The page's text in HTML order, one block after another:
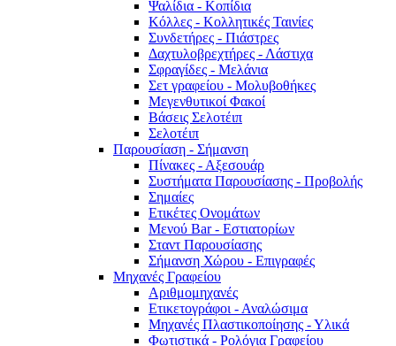
Ψαλίδια - Κοπίδια
Κόλλες - Κολλητικές Ταινίες
Συνδετήρες - Πιάστρες
Δαχτυλοβρεχτήρες - Λάστιχα
Σφραγίδες - Μελάνια
Σετ γραφείου - Μολυβοθήκες
Μεγενθυτικοί Φακοί
Βάσεις Σελοτέιπ
Σελοτέιπ
Παρουσίαση - Σήμανση
Πίνακες - Αξεσουάρ
Συστήματα Παρουσίασης - Προβολής
Σημαίες
Ετικέτες Ονομάτων
Μενού Bar - Εστιατορίων
Σταντ Παρουσίασης
Σήμανση Χώρου - Επιγραφές
Μηχανές Γραφείου
Αριθμομηχανές
Ετικετογράφοι - Αναλώσιμα
Μηχανές Πλαστικοποίησης - Υλικά
Φωτιστικά - Ρολόγια Γραφείου